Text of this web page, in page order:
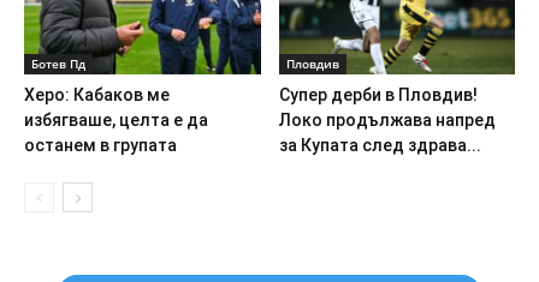
Ботев Пд
Херо: Кабаков ме
избягваше, целта е да
останем в групата
Пловдив
Супер дерби в Пловдив!
Локо продължава напред
за Купата след здрава...